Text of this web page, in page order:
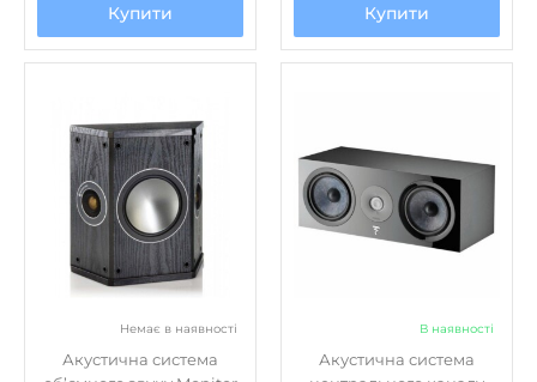
Немає в наявності
Акустична система
Audio Bronze FX Black
Акустична система
Focal Chora Center Black